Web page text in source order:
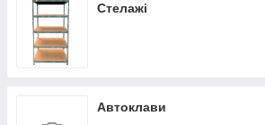
Стелажі
Автоклави